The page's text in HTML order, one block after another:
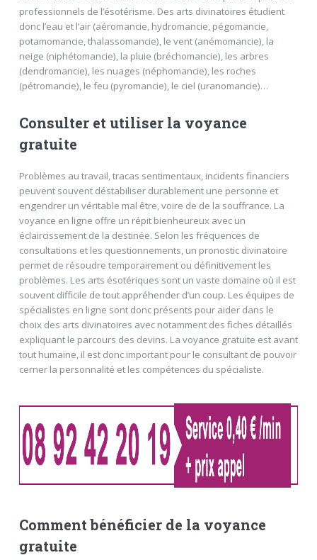
professionnels de l’ésotérisme. Des arts divinatoires étudient
donc l’eau et l’air (aéromancie, hydromancie, pégomancie,
potamomancie, thalassomancie), le vent (anémomancie), la
neige (niphétomancie), la pluie (bréchomancie), les arbres
(dendromancie), les nuages (néphomancie), les roches
(pétromancie), le feu (pyromancie), le ciel (uranomancie)…
Consulter et utiliser la voyance
gratuite
Problèmes au travail, tracas sentimentaux, incidents financiers
peuvent souvent déstabiliser durablement une personne et
engendrer un véritable mal être, voire de de la souffrance. La
voyance en ligne offre un répit bienheureux avec un
éclaircissement de la destinée. Selon les fréquences de
consultations et les questionnements, un pronostic divinatoire
permet de résoudre temporairement ou définitivement les
problèmes. Les arts ésotériques sont un vaste domaine où il est
souvent difficile de tout appréhender d’un coup. Les équipes de
spécialistes en ligne sont donc présents pour aider dans le
choix des arts divinatoires avec notamment des fiches détaillés
expliquant le parcours des devins. La voyance gratuite est avant
tout humaine, il est donc important pour le consultant de pouvoir
cerner la personnalité et les compétences du spécialiste.
Comment bénéficier de la voyance
gratuite